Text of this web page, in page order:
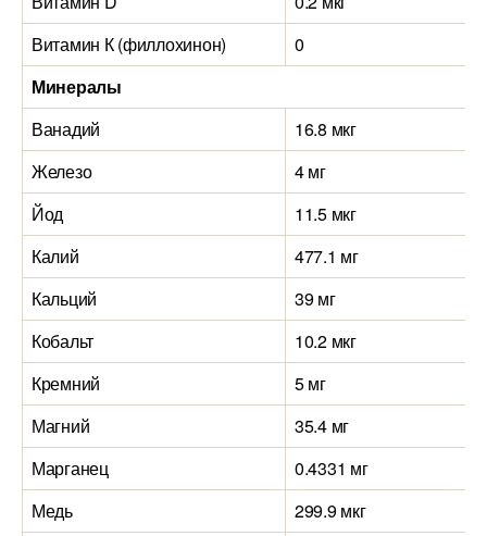
Витамин К (филлохинон)
0
Минералы
Ванадий
16.8 мкг
Железо
4 мг
Йод
11.5 мкг
Калий
477.1 мг
Кальций
39 мг
Кобальт
10.2 мкг
Кремний
5 мг
Магний
35.4 мг
Марганец
0.4331 мг
Медь
299.9 мкг